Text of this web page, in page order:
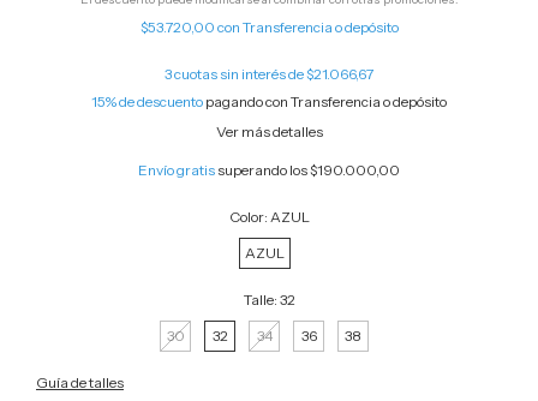
$53.720,00 con Transferencia o depósito
3cuotas sin interés de$21.066,67
15% de descuento pagando con Transferencia o depósito
Ver más detalles
Envío gratis superando los$190.000,00
Color: AZUL
AZUL
Talle: 32
30
32 34 36 38
Guía de talles